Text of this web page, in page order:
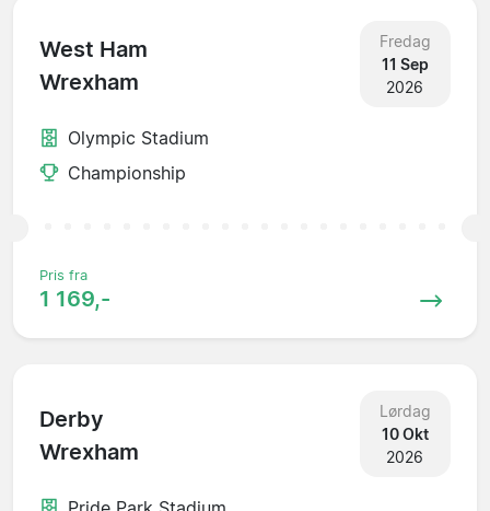
West Ham
Wrexham
Fredag
11 Sep
2026
Olympic Stadium
Championship
Pris fra
1 169,-
Derby
Wrexham
Lørdag
10 Okt
2026